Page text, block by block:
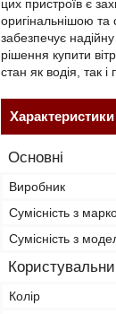
цих пристроїв є
оригінальнішою та
забезпечує
рішення купити
стан як водія, так і
Характеристики
Основні
Виробник
Сумісність з
Сумісність з
Колір